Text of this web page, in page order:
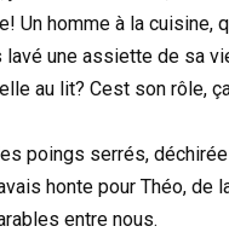
Un homme à la cuisine,
lavé une assiette de sa
au lit? Cest son rôle,
poings serrés,
honte pour Théo,
entre nous.